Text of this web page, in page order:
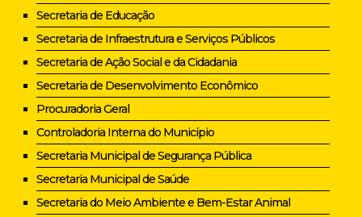
Secretaria de Educação
Secretaria de Infraestrutura e Serviços Públicos
Secretaria de Ação Social e da Cidadania
Secretaria de Desenvolvimento Econômico
Procuradoria Geral
Controladoria Interna do Município
Secretaria Municipal de Segurança Pública
Secretaria Municipal de Saúde
Secretaria do Meio Ambiente e Bem-Estar Animal